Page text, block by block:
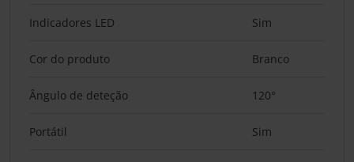
Indicadores LED Sim
Cor do produto Branco
Ângulo de deteção 120°
Portátil Sim